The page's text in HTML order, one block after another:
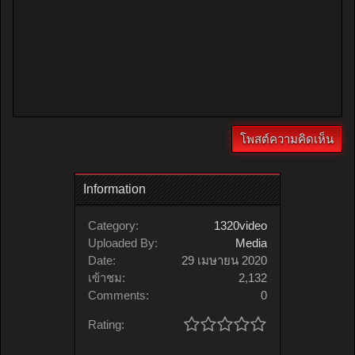
Information
Category:
1320video
Uploaded By:
Media
Date:
29 เมษายน 2020
เข้าชม:
2,132
Comments:
0
Rating: